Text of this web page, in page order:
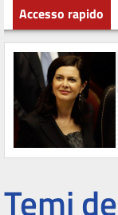
Accesso rapido
Temi